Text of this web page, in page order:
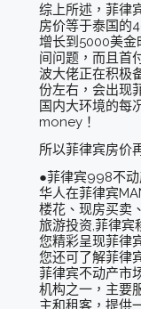
综上所述，菲律
房价等于泰国的
增长到5000美金
间问题，而且首
波大佬正在积极
份左右，会出现
国内大环境的每
money！
所以菲律宾房价
●菲律宾998不
华人在菲律宾
楼花、现房买卖
旅游投资,菲律宾
您精彩呈现菲律
您还可了解菲律
菲律宾不动产市
机构之一，主要
主和租客，提供